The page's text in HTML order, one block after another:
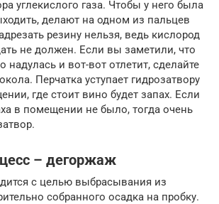
углекислого газа. Чтобы у него была
делают на одном из пальцев
резину нельзя, ведь кислород
не должен. Если вы заметили, что
надулась и вот-вот отлетит, сделайте
Перчатка уступает гидрозатвору
где стоит вино будет запах. Если
в помещении не было, тогда очень
– дегоржаж
с целью выбрасывания из
собранного осадка на пробку.